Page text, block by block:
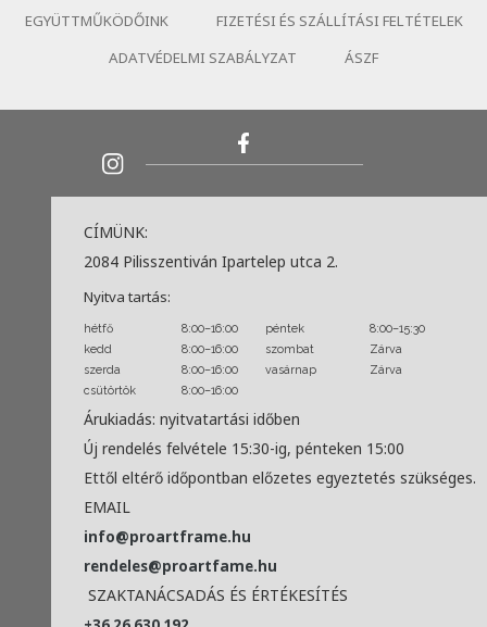
EGYÜTTMŰKÖDŐINK
FIZETÉSI ÉS SZÁLLÍTÁSI FELTÉTELEK
ADATVÉDELMI SZABÁLYZAT
ÁSZF
CÍMÜNK:
2084 Pilisszentiván Ipartelep utca 2.
Nyitva tartás:
hétfő 8:00–16:00 péntek
8:00–15:30
kedd
8:00–16:00 szombat
Zárva
szerda
8:00–16:00 vasárnap
Zárva
csütörtök
8:00–16:00
Árukiadás: nyitvatartási időben
Új rendelés felvétele 15:30-ig, pénteken 15:00
Ettől eltérő időpontban előzetes egyeztetés szükséges.
EMAIL
info@proartframe.hu
rendeles@proartfame.hu
SZAKTANÁCSADÁS ÉS ÉRTÉKESÍTÉS